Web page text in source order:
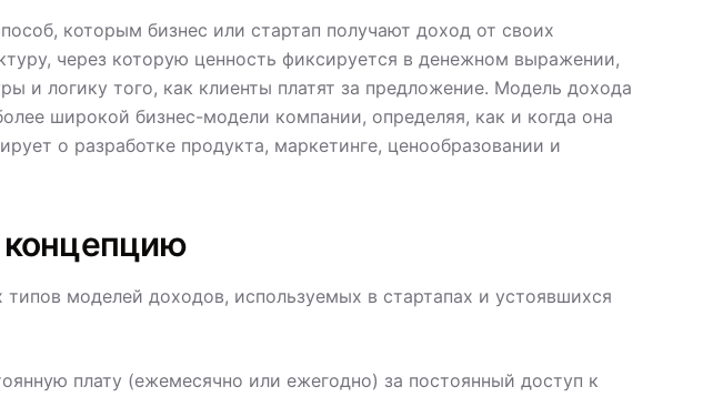
которым бизнес или стартап получают доход от своих
через которую ценность фиксируется в денежном выражении,
и логику того, как клиенты платят за предложение. Модель дохода
широкой бизнес-модели компании, определяя, как и когда она
о разработке продукта, маркетинге, ценообразовании и
концепцию
моделей доходов, используемых в стартапах и устоявшихся
плату (ежемесячно или ежегодно) за постоянный доступ к